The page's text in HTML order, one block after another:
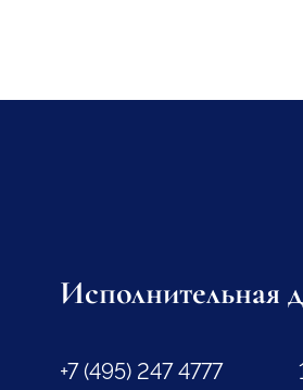
Исполнительная
+7 (495) 247 4777